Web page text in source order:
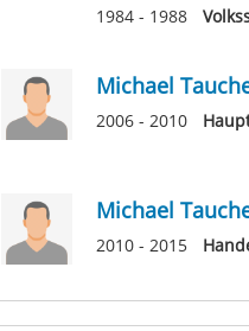
1984 - 1988
Michael
2006 - 2010
Michael
2010 - 2015